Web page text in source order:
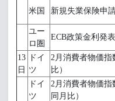
米国 新規失業保険申
ユー
ロ圏
ECB政策金利発表
13
日
ドイ
ツ
2月消費者物価指
比）
ドイ
ツ
2月消費者物価指
同月比）